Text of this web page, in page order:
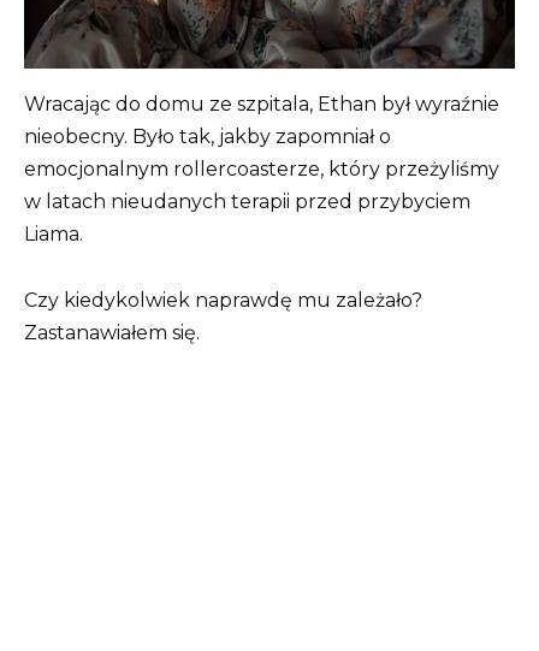
Wracając do domu ze szpitala, Ethan był wyraźnie
nieobecny. Było tak, jakby zapomniał o
emocjonalnym rollercoasterze, który przeżyliśmy
w latach nieudanych terapii przed przybyciem
Liama.
Czy kiedykolwiek naprawdę mu zależało?
Zastanawiałem się.